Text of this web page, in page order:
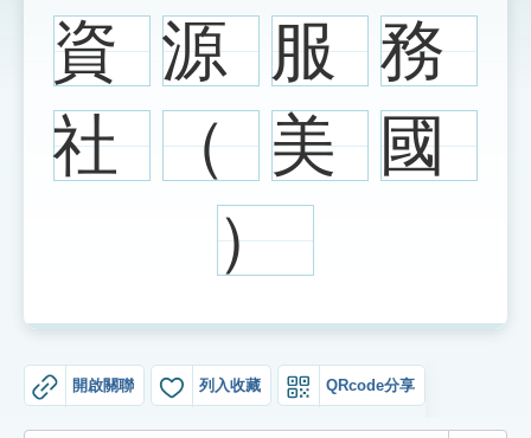
網站導覽
生字詞彙表
成語故事
生命大百科索引
遊戲專區
資 源 服 務
社 （ 美 國
）
開啟關聯 列入收藏 QRcode分享